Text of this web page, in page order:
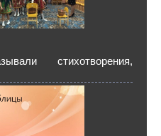
стихотворения,